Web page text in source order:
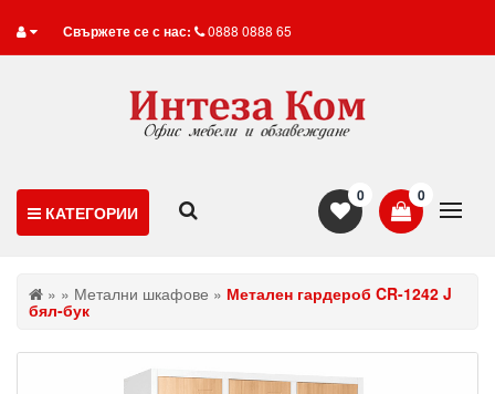
Свържете се с нас: 0888 0888 65
КАТЕГОРИИ
0
0
» » Метални шкафове » Метален гардероб CR-1242 J
бял-бук